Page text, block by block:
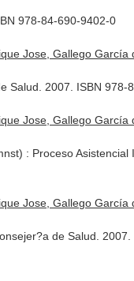
978-84-690-9402-0
Jose, Gallego García
Salud. 2007. ISBN 978-
Jose, Gallego García
: Proceso
Jose, Gallego García
de Salud.